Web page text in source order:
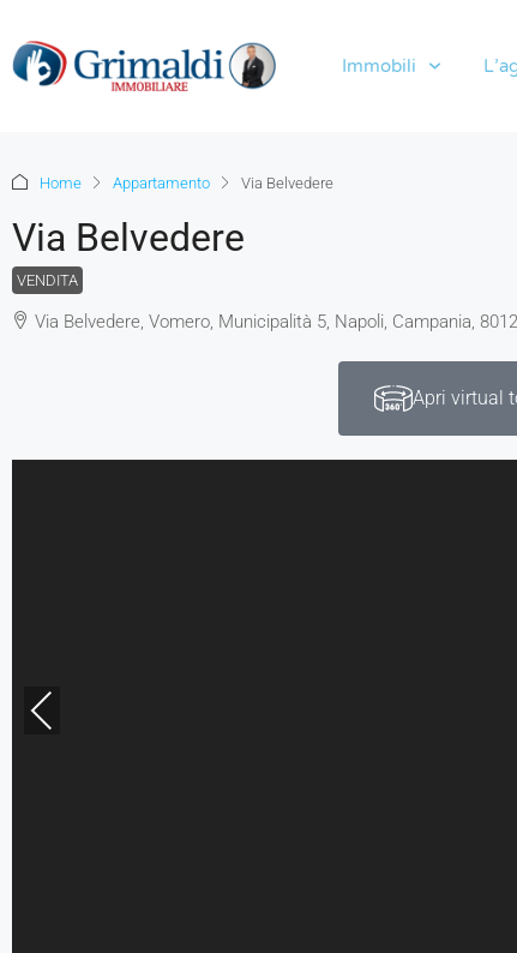
Immobili
Home Appartamento Via Belvedere
Via Belvedere
VENDITA
Via Belvedere, Vomero, Municipalità 5, Napoli, Campania,
Apri virtual
Previous